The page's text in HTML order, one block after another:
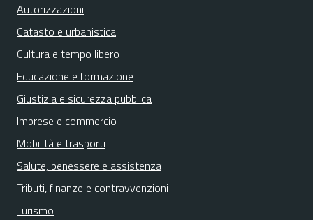
Autorizzazioni
Catasto e urbanistica
Cultura e tempo libero
Educazione e formazione
Giustizia e sicurezza pubblica
Imprese e commercio
Mobilità e trasporti
Salute, benessere e assistenza
Tributi, finanze e contravvenzioni
Turismo